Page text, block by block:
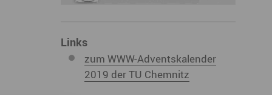
& Wellness
Links
zum WWW-Adventskalender
2019 der TU Chemnitz